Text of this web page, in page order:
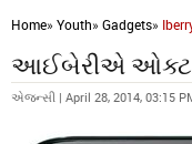
Home»Youth»Gadgets»
આઈબેરીએ ઓક્ટા
એજન્સી | April 28, 2014, 03:15